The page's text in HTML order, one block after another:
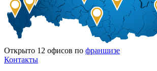
Открыто 12 офисов по франшизе
Контакты